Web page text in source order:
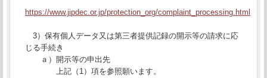
https://www.jipdec.or.jp/protection_org/complaint_processing.html
3）保有個人データ又は第三者提供記録の開示等の請求に応
じる手続き
ａ）開示等の申出先
上記（1）項を参照願います。